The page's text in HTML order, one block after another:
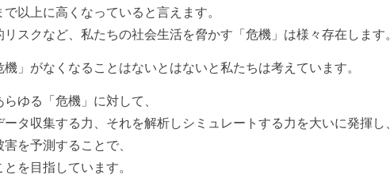
以上に高くなっていると言えます。
スクなど、私たちの社会生活を脅かす「危機」は様々存在します。
」がなくなることはないとはないと私たちは考えています。
ゆる「危機」に対して、
タ収集する力、それを解析しシミュレートする力を大いに発揮し、
を予測することで、
を目指しています。